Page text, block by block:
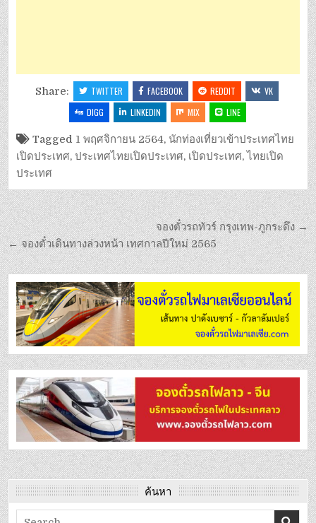
Share: TWITTER FACEBOOK REDDIT
VK
DIGG
LINKEDIN MIX LINE
Tagged 1 พฤศจิกายน 2564, นักท่องเที่ยวเข้าประเทศไทย
เปิดประเทศ,ประเทศไทยเปิดประเทศ, เปิดประเทศ,ไทยเปิด
ประเทศ
จองตั๋วรถทัวร์ กรุงเทพ-ภูกระดึง →
← จองตั๋วเดินทางล่วงหน้า เทศกาลปีใหม่ 2565
ค้นหา
Search